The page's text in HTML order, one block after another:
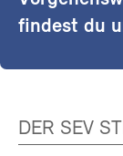
findest du
DER SEV